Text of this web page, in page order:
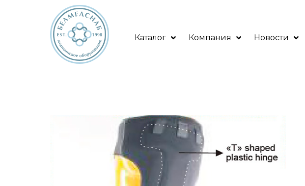
Каталог Компания Новости